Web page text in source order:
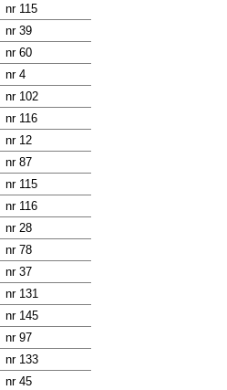
nr 115
nr 39
nr 60
nr 4
nr 102
nr 116
nr 12
nr 87
nr 115
nr 116
nr 28
nr 78
nr 37
nr 131
nr 145
nr 97
nr 133
nr 45